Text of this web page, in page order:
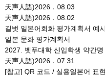
天声人語)2026．08.03
天声人語)2026．08.02
길벗 일본어회화 평가계획서 예
일본 문화 평가계획서
2027. 벳푸대학 신입학생 약간
天声人語)2026．07.31